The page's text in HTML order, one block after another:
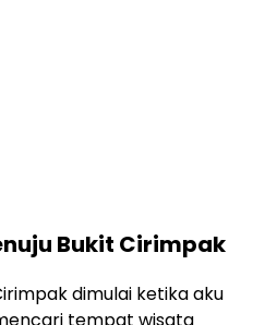
Bukit Cirimpak
dimulai ketika aku